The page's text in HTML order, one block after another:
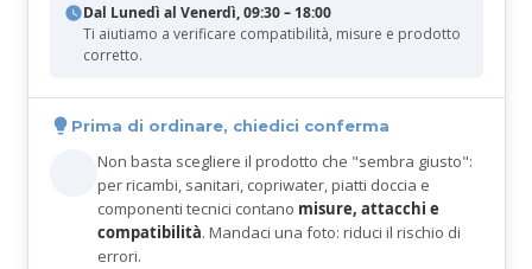
Dal Lunedì al Venerdì, 09:30 – 18:00
Ti aiutiamo a verificare compatibilità, misure e prodotto
corretto.
Prima di ordinare, chiedici conferma
Non basta scegliere il prodotto che "sembra giusto":
per ricambi, sanitari, copriwater, piatti doccia e
componenti tecnici contano misure, attacchi e
compatibilità. Mandaci una foto: riduci il rischio di
errori.